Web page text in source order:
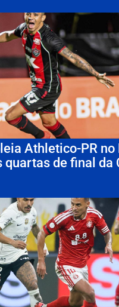
Athletico-PR no
quartas de final da